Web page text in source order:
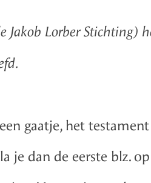
Jakob Lorber Stichting)
gaatje, het
je dan de eerste blz.